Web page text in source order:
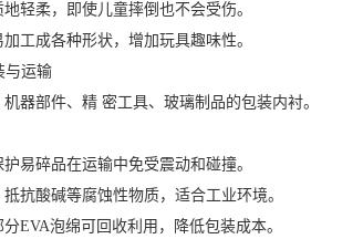
柔，即使儿童摔倒也不会受伤。
成各种形状，增加玩具趣味性。
运输
部件、精 密工具、玻璃制品的包装内衬。
碎品在运输中免受震动和碰撞。
酸碱等腐蚀性物质，适合工业环境。
泡绵可回收利用，降低包装成本。